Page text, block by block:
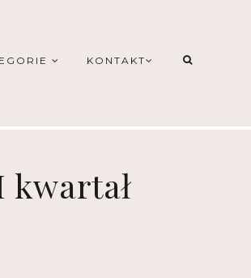
KONTAKT
kwartał